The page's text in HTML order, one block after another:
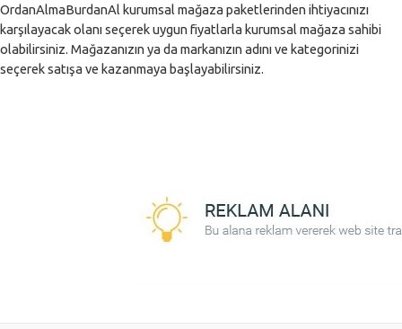
OrdanAlmaBurdanAl kurumsal mağaza paketlerinden ihtiyacınızı
karşılayacak olanı seçerek uygun fiyatlarla kurumsal mağaza sahibi
olabilirsiniz. Mağazanızın ya da markanızın adını ve kategorinizi
seçerek satışa ve kazanmaya başlayabilirsiniz.